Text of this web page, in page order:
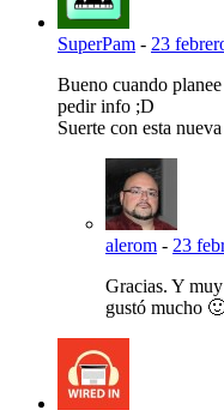
SuperPam - 23
Bueno cuando
pedir info ;D
Suerte con esta
alerom - 23
Gracias. Y
gustó mucho